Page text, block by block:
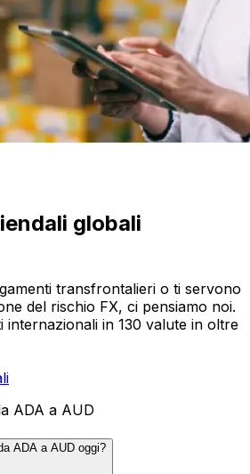
globali
transfrontalieri o ti servono
del rischio FX, ci pensiamo noi.
internazionali in 130 valute in oltre
ADA a AUD
ADA a AUD oggi?